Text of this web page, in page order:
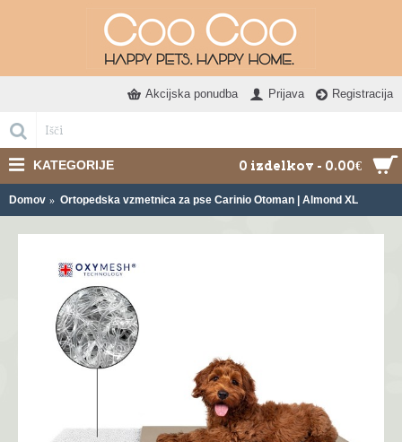
0 izdelkov - 0.00€
Akcijska ponudba Prijava Registracija
KATEGORIJE
Domov Ortopedska vzmetnica za pse Carinio Otoman | Almond XL